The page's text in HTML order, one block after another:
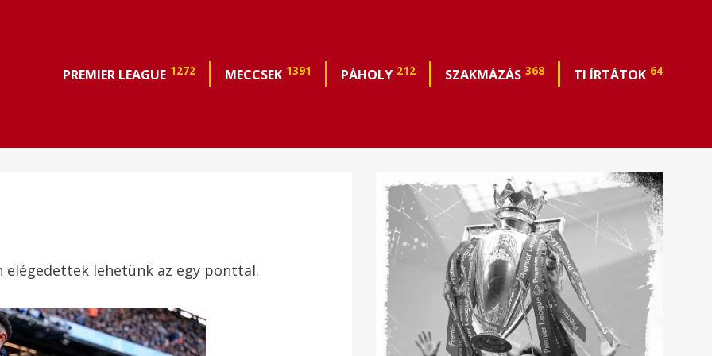
PREMIER LEAGUE 1272 MECCSEK 1391 PÁHOLY 212 SZAKMÁZÁS 368 TI ÍRTÁTOK 64
elégedettek lehetünk az egy ponttal.